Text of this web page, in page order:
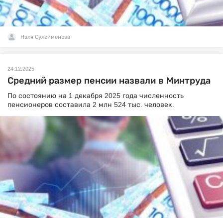
Нэля Сулейменова
24.12.2025
Средний размер пенсии назвали в Минтруда
По состоянию на 1 декабря 2025 года численность
пенсионеров составила 2 млн 524 тыс. человек.